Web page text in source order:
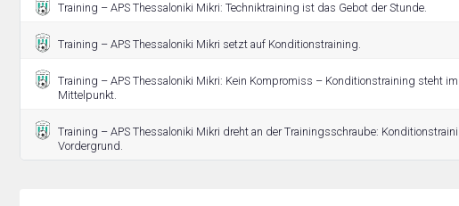
Training – APS Thessaloniki Mikri: Techniktraining ist das Gebot der Stunde.
Training – APS Thessaloniki Mikri setzt auf Konditionstraining.
Training – APS Thessaloniki Mikri: Kein Kompromiss – Konditionstraining steht im
Mittelpunkt.
Training – APS Thessaloniki Mikri dreht an der Trainingsschraube:
Vordergrund.